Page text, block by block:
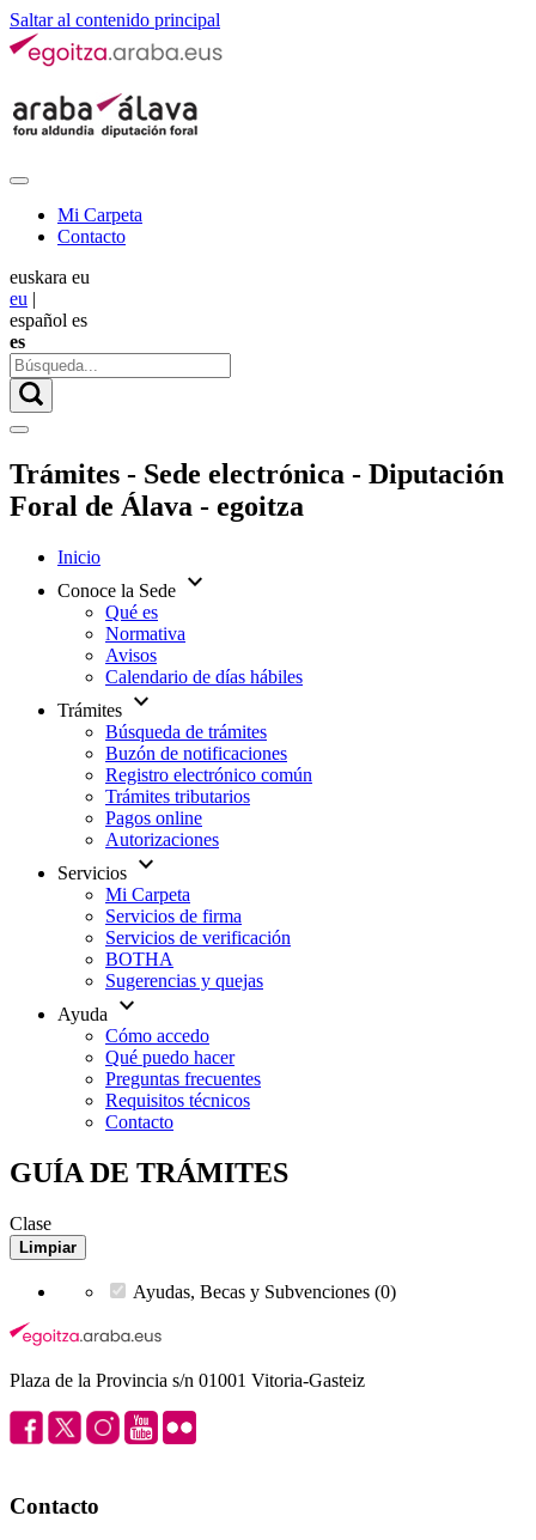
Saltar al contenido principal
Mi Carpeta
Contacto
euskara eu
eu |
español es
es
Trámites - Sede electrónica - Diputación
Foral de Álava - egoitza
Inicio
Conoce la Sede expand_more
Qué es
Normativa
Avisos
Calendario de días hábiles
Trámites expand_more
Búsqueda de trámites
Buzón de notificaciones
Registro electrónico común
Trámites tributarios
Pagos online
Autorizaciones
Servicios expand_more
Mi Carpeta
Servicios de firma
Servicios de verificación
BOTHA
Sugerencias y quejas
Ayuda
expand_more
Cómo accedo
Qué puedo hacer
Preguntas frecuentes
Requisitos técnicos
Contacto
GUÍA DE TRÁMITES
Clase
Limpiar
Ayudas, Becas y Subvenciones (0)
Plaza de la Provincia s/n 01001 Vitoria-Gasteiz
Contacto